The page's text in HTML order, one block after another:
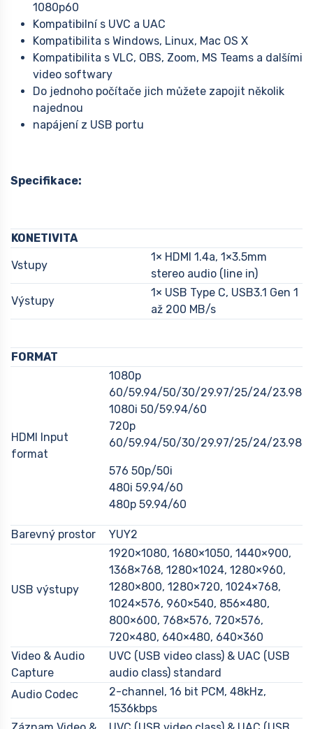
1080p60
Kompatibilní s UVC a UAC
Kompatibilita s Windows, Linux, Mac OS X
Kompatibilita s VLC, OBS, Zoom, MS Teams a dalšími
video softwary
Do jednoho počítače jich můžete zapojit několik
najednou
napájení z USB portu
Specifikace:
KONETIVITA
Vstupy
1× HDMI 1.4a, 1×3.5mm
stereo audio (line in)
Výstupy
1× USB Type C, USB3.1 Gen 1
až 200 MB/s
FORMAT
HDMI Input
format
1080p
60/59.94/50/30/29.97/25/24/23.98
1080i 50/59.94/60
720p
60/59.94/50/30/29.97/25/24/23.98
576 50p/50i
480i 59.94/60
480p 59.94/60
Barevný prostor YUY2
USB výstupy
1920×1080, 1680×1050, 1440×900,
1368×768, 1280×1024, 1280×960,
1280×800, 1280×720, 1024×768,
1024×576, 960×540, 856×480,
800×600, 768×576, 720×576,
720×480, 640×480, 640×360
Video & Audio
Capture
UVC (USB video class) & UAC (USB
audio class) standard
Audio Codec
2-channel, 16 bit PCM, 48kHz,
1536kbps